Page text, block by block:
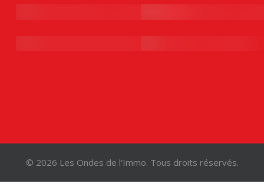
© 2026 Les Ondes de l'Immo. Tous droits réservés.